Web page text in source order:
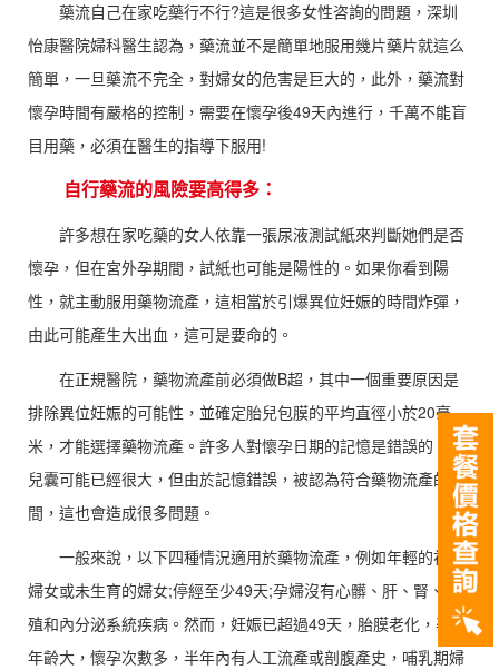
藥流自己在家吃藥行不行?這是很多女性咨詢的問題，深圳
怡康醫院婦科醫生認為，藥流並不是簡單地服用幾片藥片就這么
簡單，一旦藥流不完全，對婦女的危害是巨大的，此外，藥流對
懷孕時間有嚴格的控制，需要在懷孕後49天內進行，千萬不能盲
目用藥，必須在醫生的指導下服用!
自行藥流的風險要高得多：
許多想在家吃藥的女人依靠一張尿液測試紙來判斷她們是否
懷孕，但在宮外孕期間，試紙也可能是陽性的。如果你看到陽
性，就主動服用藥物流產，這相當於引爆異位妊娠的時間炸彈，
由此可能產生大出血，這可是要命的。
在正規醫院，藥物流產前必須做B超，其中一個重要原因是
排除異位妊娠的可能性，並確定胎兒包膜的平均直徑小於20毫
米，才能選擇藥物流產。許多人對懷孕日期的記憶是錯誤的，胎
兒囊可能已經很大，但由於記憶錯誤，被認為符合藥物流產的時
間，這也會造成很多問題。
一般來說，以下四種情況適用於藥物流產，例如年輕的初孕
婦女或未生育的婦女;停經至少49天;孕婦沒有心髒、肝、腎、生
殖和內分泌系統疾病。然而，妊娠已超過49天，胎膜老化，孕婦
年齡大，懷孕次數多，半年內有人工流產或剖腹產史，哺乳期婦